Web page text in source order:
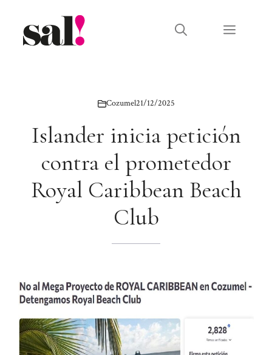
contenido
Menú
Cozumel21/12/2025
Islander inicia petición
contra el prometedor
Royal Caribbean Beach
Club